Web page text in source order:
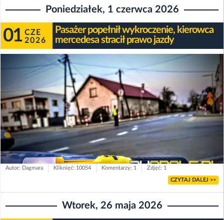
Poniedziałek, 1 czerwca 2026
01 CZE
2026
Pasażer popełnił wykroczenie, kierowca
mercedesa stracił prawo jazdy
Autor: Dagmara Kliknięć: 10054 Komentarzy: 1 Zdjęć: 1
CZYTAJ DALEJ >>
Wtorek, 26 maja 2026